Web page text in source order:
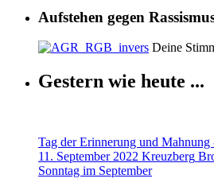
Aufstehen gegen
Deine
Gestern wie heute ...
Tag der Erinnerung und Mahnung
11. September 2022 Kreuzberg
Sonntag im September